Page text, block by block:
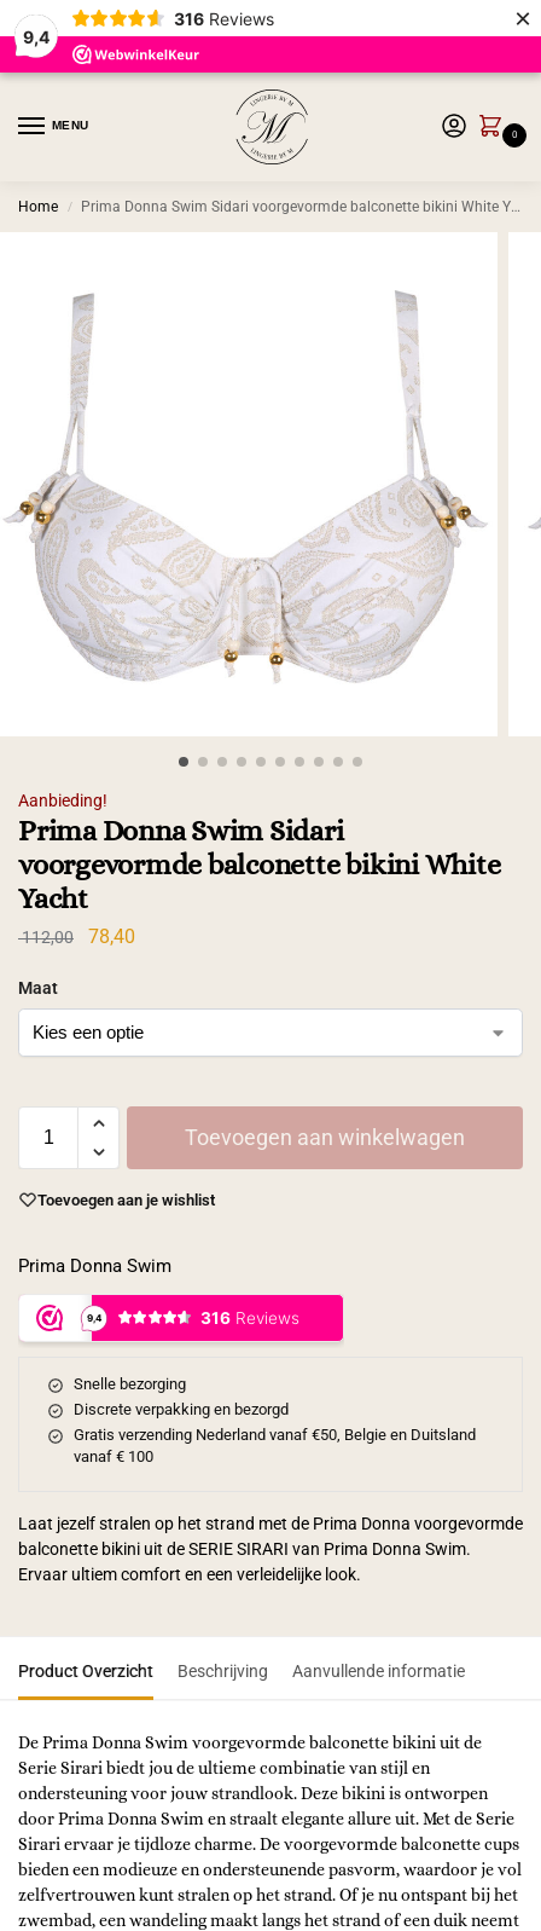
9,4
316 Reviews ×
MENU
0
Home / Prima Donna Swim Sidari voorgevormde balconette bikini White Yacht
Aanbieding!
Prima Donna Swim Sidari
voorgevormde balconette bikini White
Yacht
112,00 78,40
Maat
Toevoegen aan winkelwagen
Toevoegen aan je wishlist
Prima Donna Swim
Snelle bezorging
Discrete verpakking en bezorgd
Gratis verzending Nederland vanaf €50, Belgie en Duitsland
vanaf € 100
Laat jezelf stralen op het strand met de Prima Donna voorgevormde
balconette bikini uit de SERIE SIRARI van Prima Donna Swim.
Ervaar ultiem comfort en een verleidelijke look.
Product Overzicht Beschrijving Aanvullende informatie
De Prima Donna Swim voorgevormde balconette bikini uit de
Serie Sirari biedt jou de ultieme combinatie van stijl en
ondersteuning voor jouw strandlook. Deze bikini is ontworpen
door Prima Donna Swim en straalt elegante allure uit. Met de Serie
Sirari ervaar je tijdloze charme. De voorgevormde balconette cups
bieden een modieuze en ondersteunende pasvorm, waardoor je vol
zelfvertrouwen kunt stralen op het strand. Of je nu ontspant bij het
zwembad, een wandeling maakt langs het strand of een duik neemt